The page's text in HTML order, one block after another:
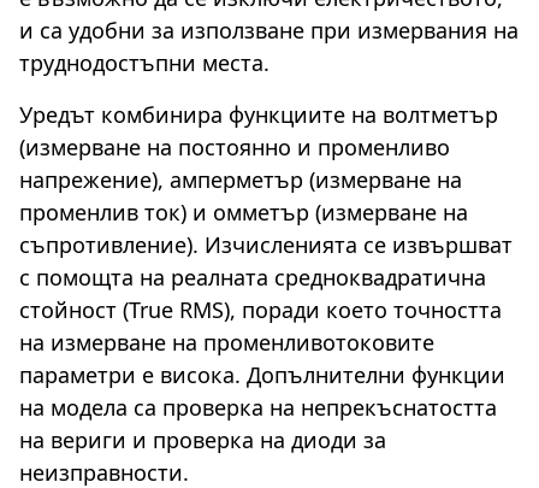
и са удобни за използване при измервания на
труднодостъпни места.
Уредът комбинира функциите на волтметър
(измерване на постоянно и променливо
напрежение), амперметър (измерване на
променлив ток) и омметър (измерване на
съпротивление). Изчисленията се извършват
с помощта на реалната средноквадратична
стойност (True RMS), поради което точността
на измерване на променливотоковите
параметри е висока. Допълнителни функции
на модела са проверка на непрекъснатостта
на вериги и проверка на диоди за
неизправности.